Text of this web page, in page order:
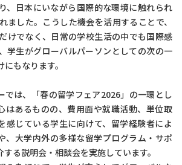
、日本にいながら国際的な環境に触れられ
ました。こうした機会を活用することで、
けでなく、日常の学校生活の中でも国際感
学生がグローバルパーソンとしての次の一
もなります。
では、「春の留学フェア2026」の一環とし
はあるものの、費用面や就職活動、単位取
感じている学生に向けて、留学経験者によ
、大学内外の多様な留学プログラム・サポ
る説明会・相談会を実施しています。